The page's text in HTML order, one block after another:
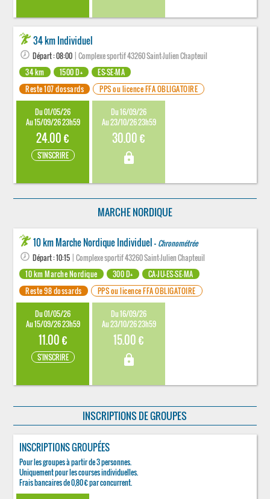
34 km Individuel
Départ : 08:00 | Complexe sportif 43260 Saint-Julien Chapteuil
34 km
1500 D+
ES-SE-MA
Reste 107 dossards
PPS ou licence FFA OBLIGATOIRE
Du 01/05/26
Au 15/09/26 23h59
24.00 €
S'INSCRIRE
Du 16/09/26
Au 23/10/26 23h59
30.00 €
lock
MARCHE NORDIQUE
10 km Marche Nordique Individuel - Chronométrée
Départ : 10:15 | Complexe sportif 43260 Saint-Julien Chapteuil
10 km Marche Nordique
300 D+
CA-JU-ES-SE-MA
Reste 98 dossards
PPS ou licence FFA OBLIGATOIRE
Du 01/05/26
Au 15/09/26 23h59
11.00 €
S'INSCRIRE
Du 16/09/26
Au 23/10/26 23h59
15.00 €
lock
INSCRIPTIONS DE GROUPES
INSCRIPTIONS GROUPÉES
Pour les groupes à partir de 3 personnes.
Uniquement pour les courses individuelles.
Frais bancaires de 0,80 € par concurrent.